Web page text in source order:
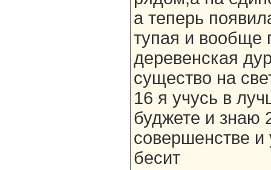
а теперь
тупая и вообще
деревенская
существо на
16 я учусь в
буджете и знаю
совершенстве и
бесит